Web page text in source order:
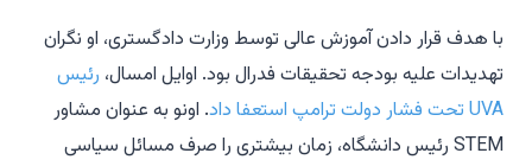
با هدف قرار دادن آموزش عالی توسط وزارت دادگستری، او نگران
تهدیدات علیه بودجه تحقیقات فدرال بود. اوایل امسال، رئیس
UVA تحت فشار دولت ترامپ استعفا داد
. اونو به عنوان مشاور
STEM رئیس دانشگاه، زمان بیشتری را صرف مسائل سیاسی